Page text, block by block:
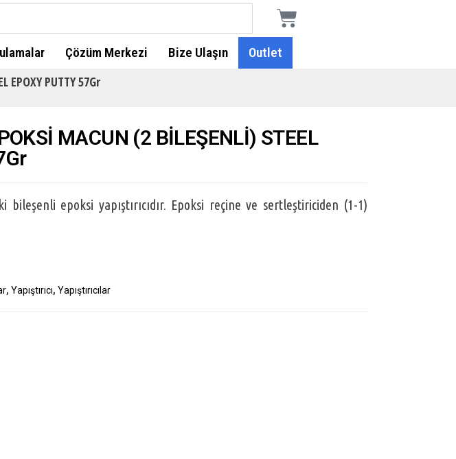
Çözüm Merkezi Bize Ulaşın Outlet
EPOXY PUTTY 57Gr
MACUN (2 BİLEŞENLİ) STEEL
epoksi yapıştırıcıdır. Epoksi reçine ve sertleştiriciden (1-1)
, Yapıştırıcı, Yapıştırıcılar